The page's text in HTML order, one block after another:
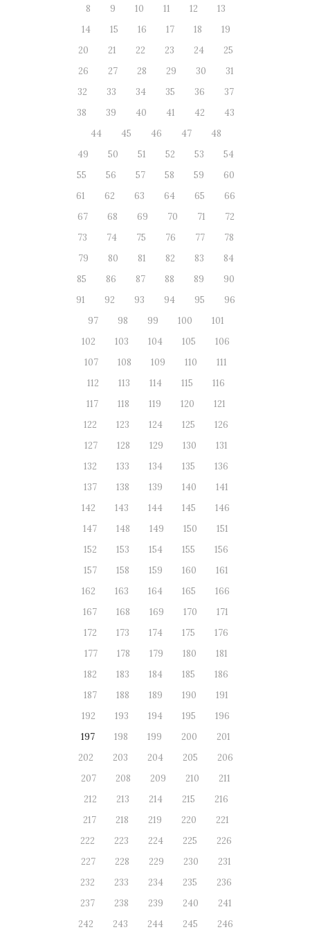
8 9 10 11 12
13
14
15 16 17 18
19
20
21 22 23 24
25
26
27 28 29 30
31
32
33 34 35 36
37
38
39 40 41 42
43
44
45 46 47
48
49
50 51 52 53
54
55
56 57 58 59
60
61
62 63 64 65
66
67
68 69 70 71
72
73
74 75 76 77
78
79
80 81 82 83
84
85
86 87 88 89
90
91
92 93 94 95
96
97
98 99 100
101
102
103 104 105
106
107
108 109 110
111
112
113 114 115
116
117
118 119 120
121
122
123 124 125
126
127
128 129 130
131
132
133 134 135
136
137
138 139 140
141
142
143 144 145
146
147
148 149 150
151
152
153 154 155
156
157
158 159 160
161
162
163 164 165
166
167
168 169 170
171
172
173 174 175
176
177
178 179 180
181
182
183 184 185
186
187
188 189 190
191
192
193 194 195
196
197
198 199 200
201
202
203 204 205
206
207
208 209 210
211
212
213 214 215
216
217
218 219 220
221
222
223 224 225
226
227
228 229 230
231
232
233 234 235
236
237
238 239 240
241
242
243 244 245
246